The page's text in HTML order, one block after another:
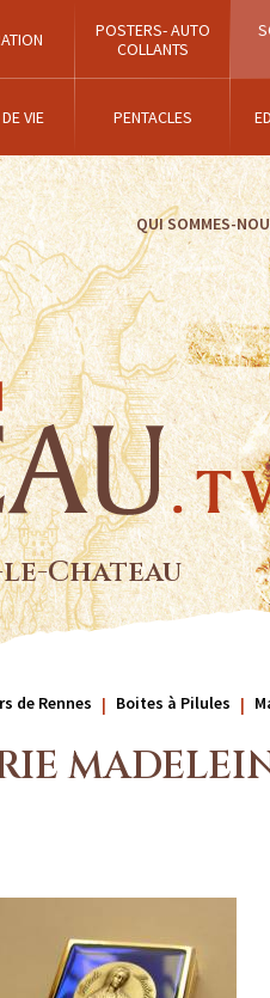
POSTERS- AUTO
COLLANTS
VIE PENTACLES
QUI SOMMES-
le-Chateau
de Rennes Boites à Pilules